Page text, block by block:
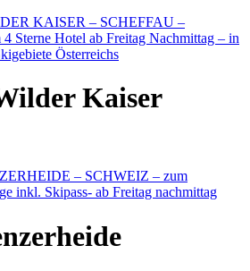
Kaiser